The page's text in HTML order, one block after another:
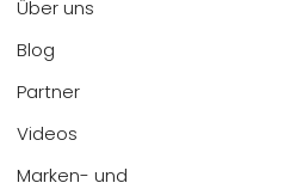
Über uns
Blog
Partner
Videos
Marken- und